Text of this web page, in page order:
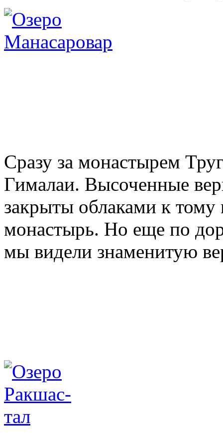
Сразу за монастырем
Гималаи. Высоченные
закрыты облаками к
монастырь. Но еще по
мы видели знаменитую